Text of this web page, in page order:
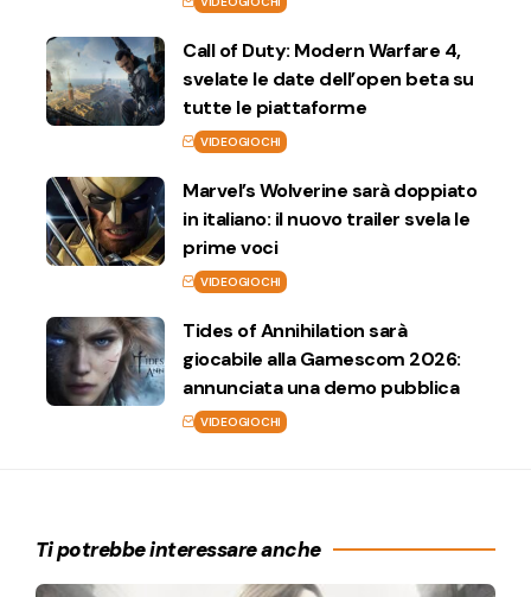
Call of Duty: Modern Warfare 4,
svelate le date dell’open beta su
tutte le piattaforme
VIDEOGIOCHI
Marvel’s Wolverine sarà doppiato
in italiano: il nuovo trailer svela le
prime voci
VIDEOGIOCHI
Tides of Annihilation sarà
giocabile alla Gamescom 2026:
annunciata una demo pubblica
VIDEOGIOCHI
Ti potrebbe interessare anche